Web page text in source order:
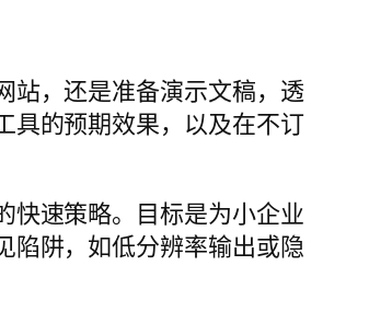
站，还是准备演示文稿，透
具的预期效果，以及在不订
快速策略。目标是为小企业
陷阱，如低分辨率输出或隐